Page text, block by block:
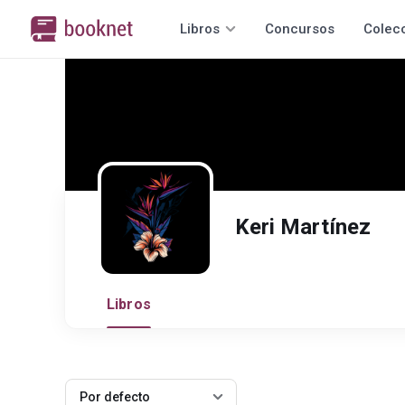
Libros Concursos
Keri Martínez
Libros
Por defecto